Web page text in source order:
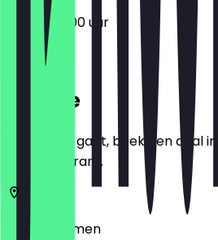
06:00 - 19:00 uur
Locatie
Voordat je gaat, boek een deal
het restaurant.
28757
Bremen